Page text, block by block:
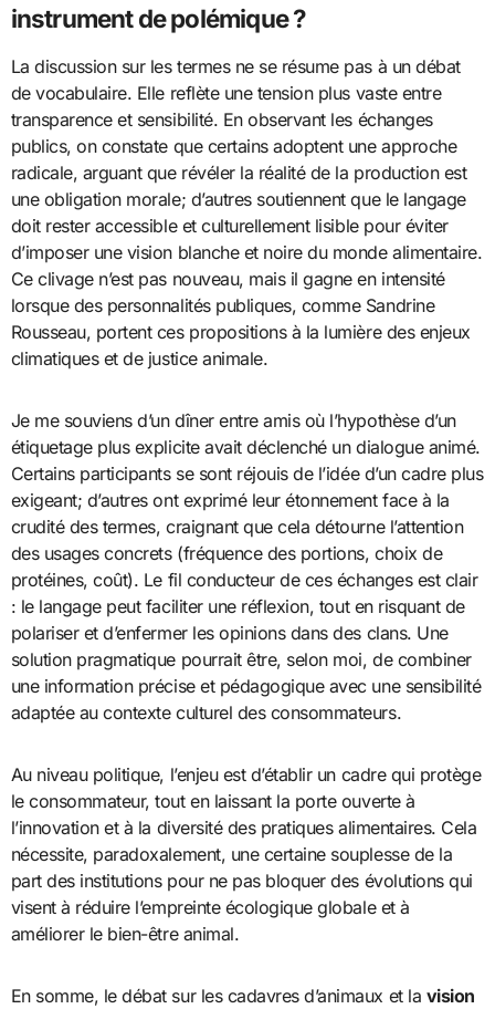
instrument de polémique ?
La discussion sur les termes ne se résume pas à un débat
de vocabulaire. Elle reflète une tension plus vaste entre
transparence et sensibilité. En observant les échanges
publics, on constate que certains adoptent une approche
radicale, arguant que révéler la réalité de la production est
une obligation morale; d’autres soutiennent que le langage
doit rester accessible et culturellement lisible pour éviter
d’imposer une vision blanche et noire du monde alimentaire.
Ce clivage n’est pas nouveau, mais il gagne en intensité
lorsque des personnalités publiques, comme Sandrine
Rousseau, portent ces propositions à la lumière des enjeux
climatiques et de justice animale.
Je me souviens d’un dîner entre amis où l’hypothèse d’un
étiquetage plus explicite avait déclenché un dialogue animé.
Certains participants se sont réjouis de l’idée d’un cadre plus
exigeant; d’autres ont exprimé leur étonnement face à la
crudité des termes, craignant que cela détourne l’attention
des usages concrets (fréquence des portions, choix de
protéines, coût). Le fil conducteur de ces échanges est clair
: le langage peut faciliter une réflexion, tout en risquant de
polariser et d’enfermer les opinions dans des clans. Une
solution pragmatique pourrait être, selon moi, de combiner
une information précise et pédagogique avec une sensibilité
adaptée au contexte culturel des consommateurs.
Au niveau politique, l’enjeu est d’établir un cadre qui protège
le consommateur, tout en laissant la porte ouverte à
l’innovation et à la diversité des pratiques alimentaires. Cela
nécessite, paradoxalement, une certaine souplesse de la
part des institutions pour ne pas bloquer des évolutions qui
visent à réduire l’empreinte écologique globale et à
améliorer le bien-être animal.
En somme, le débat sur les cadavres d’animaux et la vision